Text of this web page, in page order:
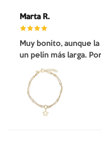
Marta R.
Muy bonito, aunque
un pelín más larga.